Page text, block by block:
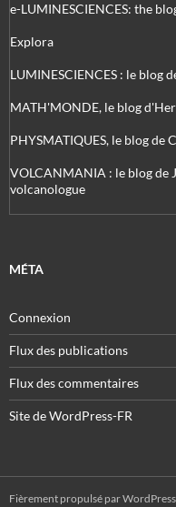
e-LUMINESCIENCES: the
Explora
LUMINESCIENCES : le blog
MATH'MONDE, le blog
PHYSMATIQUES, le blog de
VOLCANMANIA : le blog de
volcanologue
MÉTA
Connexion
Flux des publications
Flux des commentaires
Site de WordPress-FR
Fièrement propulsé par WordPress